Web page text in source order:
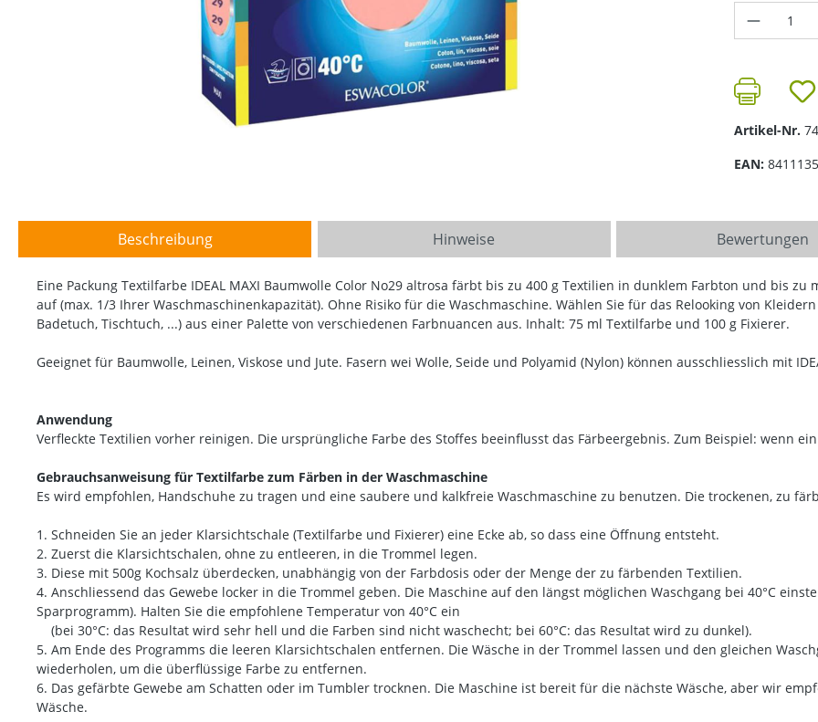
Artikel-Nr.
EAN:
Beschreibung Hinweise Bewertungen
Eine Packung Textilfarbe IDEAL MAXI Baumwolle Color No29 altrosa färbt bis zu 400 g Textilien in dunklem Farbton und bis
auf (max. 1/3 Ihrer Waschmaschinenkapazität). Ohne Risiko für die Waschmaschine. Wählen Sie für das Relooking von
Badetuch, Tischtuch, ...) aus einer Palette von verschiedenen Farbnuancen aus. Inhalt: 75 ml Textilfarbe und 100 g Fixierer.
Geeignet für Baumwolle, Leinen, Viskose und Jute. Fasern wei Wolle, Seide und Polyamid (Nylon) können ausschliesslich mit
Anwendung
Verfleckte Textilien vorher reinigen. Die ursprüngliche Farbe des Stoffes beeinflusst das Färbeergebnis. Zum Beispiel: wenn
Gebrauchsanweisung für Textilfarbe zum Färben in der Waschmaschine
Es wird empfohlen, Handschuhe zu tragen und eine saubere und kalkfreie Waschmaschine zu benutzen. Die trockenen, zu
1. Schneiden Sie an jeder Klarsichtschale (Textilfarbe und Fixierer) eine Ecke ab, so dass eine Öffnung entsteht.
2. Zuerst die Klarsichtschalen, ohne zu entleeren, in die Trommel legen.
3. Diese mit 500g Kochsalz überdecken, unabhängig von der Farbdosis oder der Menge der zu färbenden Textilien.
4. Anschliessend das Gewebe locker in die Trommel geben. Die Maschine auf den längst möglichen Waschgang bei 40°C
Sparprogramm). Halten Sie die empfohlene Temperatur von 40°C ein
(bei 30°C: das Resultat wird sehr hell und die Farben sind nicht waschecht; bei 60°C: das Resultat wird zu dunkel).
5. Am Ende des Programms die leeren Klarsichtschalen entfernen. Die Wäsche in der Trommel lassen und den gleichen
wiederholen, um die überflüssige Farbe zu entfernen.
6. Das gefärbte Gewebe am Schatten oder im Tumbler trocknen. Die Maschine ist bereit für die nächste Wäsche, aber wir
Wäsche.